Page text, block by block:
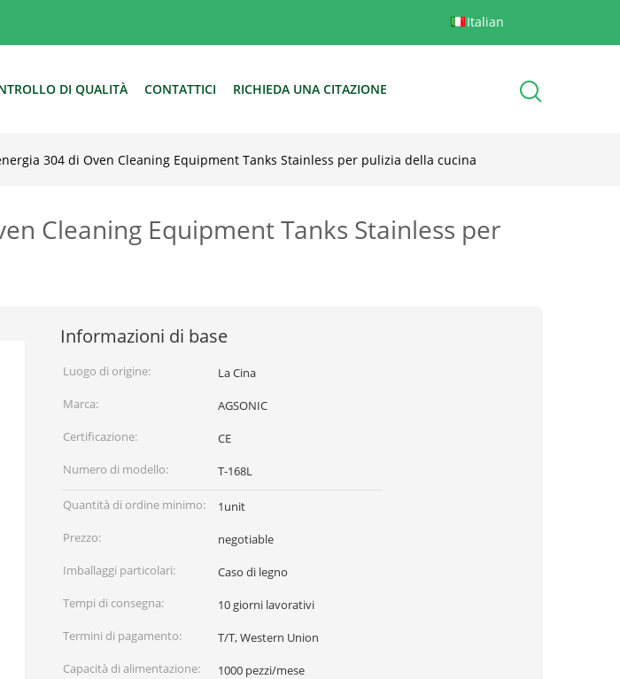
Italian
DI QUALITÀ CONTATTICI RICHIEDA UNA CITAZIONE
304 di Oven Cleaning Equipment Tanks Stainless per pulizia della cucina
Cleaning Equipment Tanks Stainless per
Informazioni di base
Luogo di origine:
La Cina
Marca:
AGSONIC
Certificazione:
CE
Numero di modello:
T-168L
Quantità di ordine minimo:
1unit
Prezzo:
negotiable
Imballaggi particolari:
Caso di legno
Tempi di consegna:
10 giorni lavorativi
Termini di pagamento:
T/T, Western Union
Capacità di alimentazione:
1000 pezzi/mese